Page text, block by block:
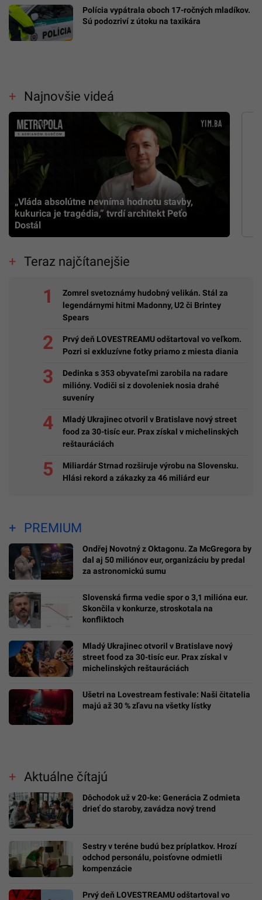
Polícia vypátrala oboch 17-ročných mladíkov.
Sú podozriví z útoku na taxikára
Najnovšie videá
„Vláda absolútne nevníma hodnotu stavby,
kukurica je tragédia,” tvrdí architekt Peťo
Dostál
Teraz najčítanejšie
Zomrel svetoznámy hudobný velikán. Stál za
legendárnymi hitmi Madonny, U2 či Brintey
Spears
Prvý deň LOVESTREAMU odštartoval vo veľkom.
Pozri si exkluzívne fotky priamo z miesta diania
Dedinka s 353 obyvateľmi zarobila na radare
milióny. Vodiči si z dovoleniek nosia drahé
suveníry
Mladý Ukrajinec otvoril v Bratislave nový street
food za 30-tisíc eur. Prax získal v michelinských
reštauráciách
Miliardár Strnad rozširuje výrobu na Slovensku.
Hlási rekord a zákazky za 46 miliárd eur
PREMIUM
Ondřej Novotný z Oktagonu. Za McGregora by
dal aj 50 miliónov eur, organizáciu by predal
za astronomickú sumu
Slovenská firma vedie spor o 3,1 milióna eur.
Skončila v konkurze, stroskotala na
konfliktoch
Mladý Ukrajinec otvoril v Bratislave nový
street food za 30-tisíc eur. Prax získal v
michelinských reštauráciách
Ušetri na Lovestream festivale: Naši čitatelia
majú až 30 % zľavu na všetky lístky
Aktuálne čítajú
Dôchodok už v 20-ke: Generácia Z odmieta
drieť do staroby, zavádza nový trend
Sestry v teréne budú bez príplatkov. Hrozí
odchod personálu, poisťovne odmietli
kompenzácie
Prvý deň LOVESTREAMU odštartoval vo